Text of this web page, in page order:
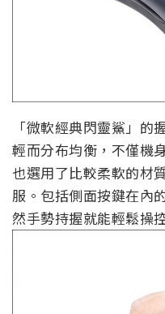
「微軟經典閃靈鯊」的
輕而分布均衡，不僅機
也選用了比較柔軟的材
服。包括側面按鍵在內
然手勢持握就能輕鬆操